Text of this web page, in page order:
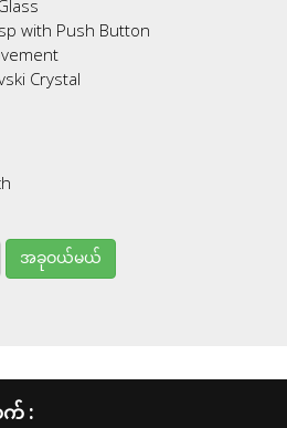
with Push Button
Crystal
အခုဝယ်မယ်
က် :